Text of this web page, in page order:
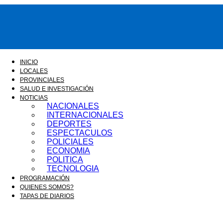
FM
ORAN
INICIO
LOCALES
PROVINCIALES
SALUD E INVESTIGACIÓN
NOTICIAS
NACIONALES
INTERNACIONALES
DEPORTES
ESPECTACULOS
POLICIALES
ECONOMIA
POLITICA
TECNOLOGIA
PROGRAMACIÓN
QUIENES SOMOS?
TAPAS DE DIARIOS